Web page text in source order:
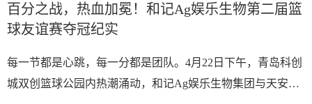
百分之战，热血加冕！和记Ag娱乐生物第二届篮
球友谊赛夺冠纪实
每一节都是心跳，每一分都是团队。4月22日下午，青岛科创
城双创篮球公园内热潮涌动，和记Ag娱乐生物集团与天安科